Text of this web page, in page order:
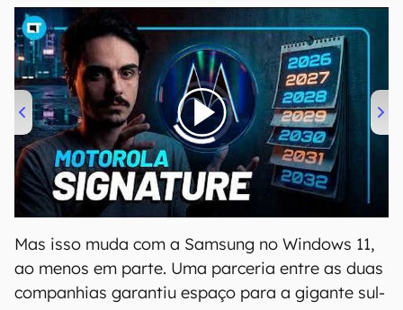
00:00/20:46
Mas isso muda com a Samsung no Windows 11,
ao menos em parte. Uma parceria entre as duas
companhias garantiu espaço para a gigante sul-